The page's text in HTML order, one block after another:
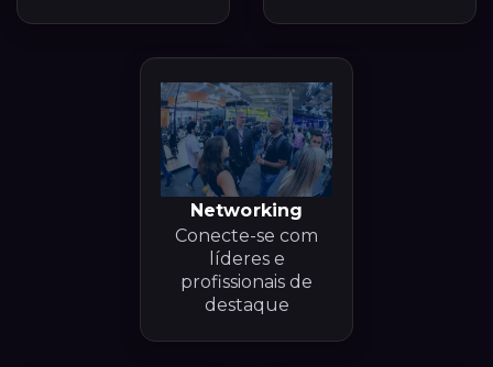
Networking
Conecte-se com
líderes e
profissionais de
destaque